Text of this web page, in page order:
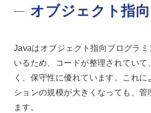
オブジェクト指向
Javaはオブジェクト指向プログラミ
いるため、コードが整理されていて
く、保守性に優れています。これに
ションの規模が大きくなっても、管
ます。